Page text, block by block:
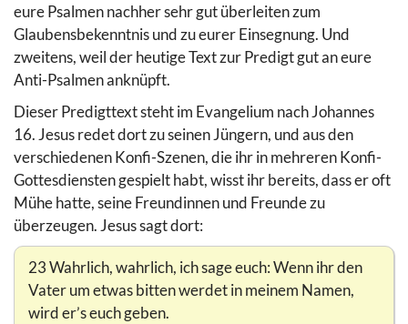
eure Psalmen nachher sehr gut überleiten zum
Glaubensbekenntnis und zu eurer Einsegnung. Und
zweitens, weil der heutige Text zur Predigt gut an eure
Anti-Psalmen anknüpft.
Dieser Predigttext steht im Evangelium nach Johannes
16. Jesus redet dort zu seinen Jüngern, und aus den
verschiedenen Konfi-Szenen, die ihr in mehreren Konfi-
Gottesdiensten gespielt habt, wisst ihr bereits, dass er oft
Mühe hatte, seine Freundinnen und Freunde zu
überzeugen. Jesus sagt dort:
23 Wahrlich, wahrlich, ich sage euch: Wenn ihr den
Vater um etwas bitten werdet in meinem Namen,
wird er’s euch geben.